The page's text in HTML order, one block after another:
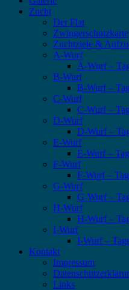
Zucht
Der Flat
Zwingerschutzkarte
Zuchtziele &
A-Wurf
A-Wurf –
B-Wurf
B-Wurf –
C-Wurf
C-Wurf –
D-Wurf
D-Wurf –
E-Wurf
E-Wurf –
F-Wurf
F-Wurf –
G-Wurf
G-Wurf –
H-Wurf
H-Wurf –
I-Wurf
I-Wurf –
Kontakt
Impressum
Links